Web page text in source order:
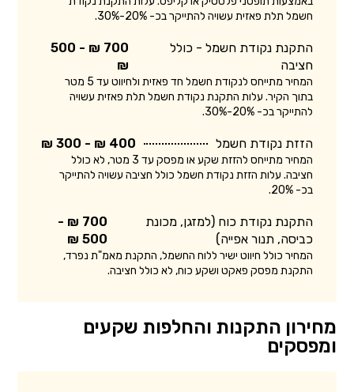
חשמל תלת פאזית עשויה להתייקר בכ- 20%-30%.
התקנת נקודת חשמל - כולל
חציבה
700 ₪ - 500
₪
המחיר מתייחס לנקודת חשמל חד פאזית ולחיווט עד 5 מטר
בתוך הקיר. עלות התקנת נקודת חשמל תלת פאזית עשויה
להתייקר בכ- 20%-30%.
הזזת נקודת חשמל 400 ₪ - 300 ₪
המחיר מתייחס להזזת שקע או מפסק עד 3 מטר, לא כולל
חציבה. עלות הזזת נקודת חשמל כולל חציבה עשויה להתייקר
בכ- 20%.
התקנת נקודת כוח (למזגן, מכונת
כביסה, תנור אפייה)
700 ₪ -
500 ₪
המחיר כולל חיווט ישיר ללוח החשמל, התקנת מאמ"ת נפרד,
התקנת מפסק פאקט ושקע כוח, לא כולל חציבה.
מחירון התקנות והחלפות שקעים
ומפסקים